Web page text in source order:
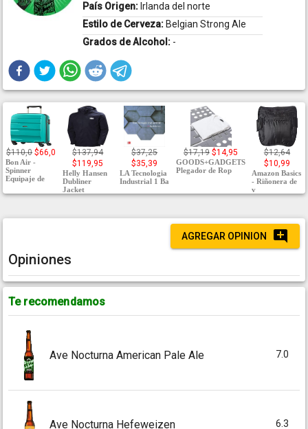
País Origen: Irlanda del norte
Estilo de Cerveza: Belgian Strong Ale
Grados de Alcohol: -
$110,0 $66,0
Bon Air -
Spinner
Equipaje de
$137,94
$119,95
Helly Hansen
Dubliner
Jacket
$37,25
$35,39
LA Tecnologia
Industrial 1 Ba
$17,19 $14,95
GOODS+GADGETS
Plegador de Rop
$12,64
$10,99
Amazon Basics
- Riñonera de
v
AGREGAR OPINION
Opiniones
Te recomendamos
Ave Nocturna American Pale Ale 7.0
Ave Nocturna Hefeweizen 6.3